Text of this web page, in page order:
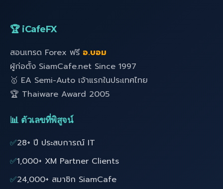
🏆 iCafeFX
สอนเทรด Forex ฟรี อ.บอม
ผู้ก่อตั้ง SiamCafe.net Since 1997
🥇 EA Semi-Auto เจ้าแรกในประเทศไทย
🏆 Thaiware Award 2005
📊 ตัวเลขที่พิสูจน์
✅28+ ปี ประสบการณ์ IT
✅1,000+ XM Partner Clients
✅24,000+ สมาชิก SiamCafe